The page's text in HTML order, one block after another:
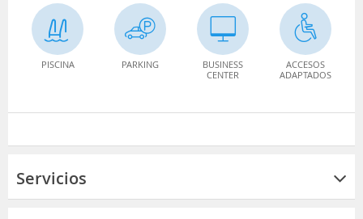
PISCINA PARKING
BUSINESS
CENTER
ACCESOS
ADAPTADOS
Servicios